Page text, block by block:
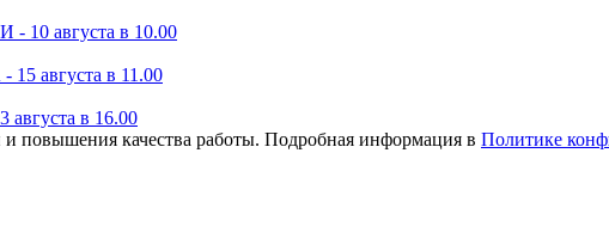
10 августа в 10.00
августа в 11.00
в 16.00
повышения качества работы. Подробная информация в Политике